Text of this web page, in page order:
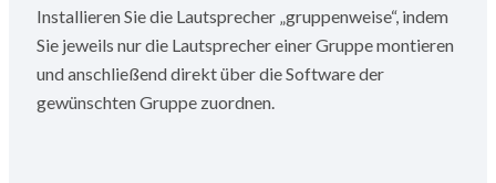
Installieren Sie die Lautsprecher „gruppenweise“, indem
Sie jeweils nur die Lautsprecher einer Gruppe montieren
und anschließend direkt über die Software der
gewünschten Gruppe zuordnen.